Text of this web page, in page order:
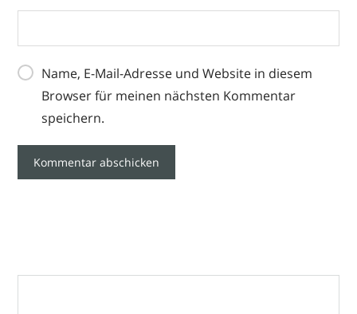
Name, E-Mail-Adresse und Website in diesem
Browser für meinen nächsten Kommentar
speichern.